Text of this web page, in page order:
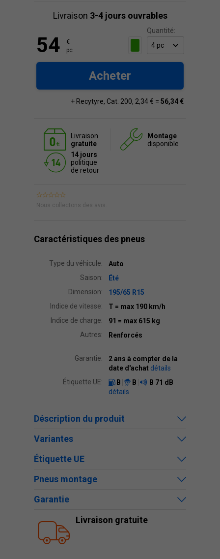
Livraison 3-4 jours ouvrables
Quantité:
54
€
pc
Acheter
+ Recytyre, Cat. 200, 2,34 € = 56,34 €
Livraison
gratuite
Montage
disponible
14 jours
politique
de retour
Nous collectons des avis.
Caractéristiques des pneus
Type du véhicule:
Auto
Saison:
Été
Dimension:
195/65 R15
Indice de vitesse:
T = max 190 km/h
Indice de charge:
91 = max 615 kg
Autres:
Renforcés
Garantie:
2 ans à compter de la
date d'achat détails
Étiquette UE:
B B B 71 dB
détails
Déscription du produit
Variantes
Étiquette UE
Pneus montage
Garantie
Livraison gratuite